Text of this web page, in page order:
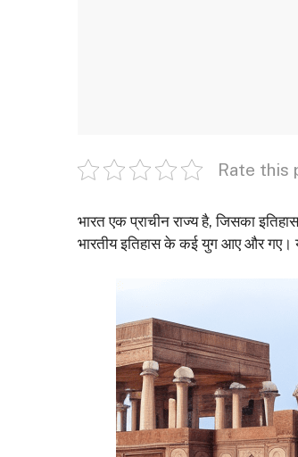
Rate this
भारत एक प्राचीन राज्य है, जिसका
भारतीय इतिहास के कई युग आए और गए।